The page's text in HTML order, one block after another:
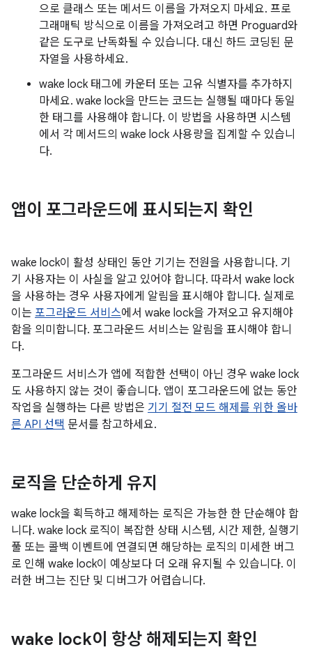
으로 클래스 또는 메서드 이름을 가져오지 마세요. 프로
그래매틱 방식으로 이름을 가져오려고 하면 Proguard와
같은 도구로 난독화될 수 있습니다. 대신 하드 코딩된 문
자열을 사용하세요.
wake lock 태그에 카운터 또는 고유 식별자를 추가하지
마세요. wake lock을 만드는 코드는 실행될 때마다 동일
한 태그를 사용해야 합니다. 이 방법을 사용하면 시스템
에서 각 메서드의 wake lock 사용량을 집계할 수 있습니
다.
앱이 포그라운드에 표시되는지 확인
wake lock이 활성 상태인 동안 기기는 전원을 사용합니다. 기
기 사용자는 이 사실을 알고 있어야 합니다. 따라서 wake lock
을 사용하는 경우 사용자에게 알림을 표시해야 합니다. 실제로
이는 포그라운드 서비스에서 wake lock을 가져오고 유지해야
함을 의미합니다. 포그라운드 서비스는 알림을 표시해야 합니
다.
포그라운드 서비스가 앱에 적합한 선택이 아닌 경우 wake lock
도 사용하지 않는 것이 좋습니다. 앱이 포그라운드에 없는 동안
작업을 실행하는 다른 방법은 기기 절전 모드 해제를 위한 올바
른 API 선택 문서를 참고하세요.
로직을 단순하게 유지
wake lock을 획득하고 해제하는 로직은 가능한 한 단순해야 합
니다. wake lock 로직이 복잡한 상태 시스템, 시간 제한, 실행기
풀 또는 콜백 이벤트에 연결되면 해당하는 로직의 미세한 버그
로 인해 wake lock이 예상보다 더 오래 유지될 수 있습니다. 이
러한 버그는 진단 및 디버그가 어렵습니다.
wake lock이 항상 해제되는지 확인